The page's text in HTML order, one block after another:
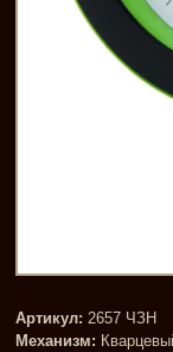
Артикул: 2657 ЧЗН
Механизм: